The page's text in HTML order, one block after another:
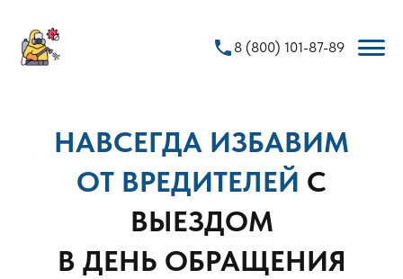
phone 8 (800) 101-87-89
НАВСЕГДА ИЗБАВИМ
ОТ ВРЕДИТЕЛЕЙ С
ВЫЕЗДОМ
В ДЕНЬ ОБРАЩЕНИЯ